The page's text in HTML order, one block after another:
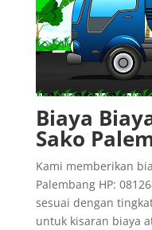
Biaya
Sako
Kami memberikan
Palembang HP:
sesuai dengan
untuk kisaran biaya